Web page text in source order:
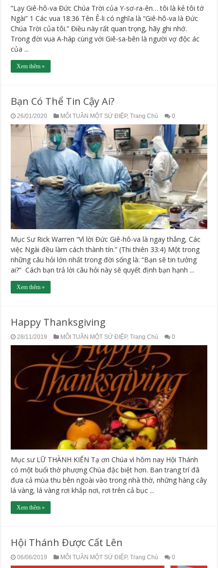
“Lạy Giê-hô-va Đức Chúa Trời của Y-sơ-ra-ên… tôi là kẻ tôi tớ
Ngài” 1 Các vua 18:36 Tên Ê-li có nghĩa là “Giê-hô-va là Đức
Chúa Trời của tôi.” Điều này rất quan trọng, hãy ghi nhớ.
Trong đời vua A-háp cùng với Giê-sa-bên là người vợ độc ác
của ...
Xem thêm »
Bạn Có Thể Tin Cậy Ai?
26/01/2020 MỖI TUẦN MỘT SỨ ĐIỆP,Trang Chủ 0
Mục Sư Rick Warren “Vì lời Đức Giê-hô-va là ngay thẳng, Các
việc Ngài đều làm cách thành tín.” (Thi thiên 33:4) Một trong
những câu hỏi lớn nhất trong đời sống là: “Bạn sẽ tin tưởng
ai?” Cách bạn trả lời câu hỏi này sẽ quyết định bạn hạnh ...
Xem thêm »
Happy Thanksgiving
28/11/2019 MỖI TUẦN MỘT SỨ ĐIỆP,Trang Chủ 0
Mục sư LỮ THÀNH KIẾN Tạ ơn Chúa vì hôm nay Hội Thánh
có một buổi thờ phượng Chúa đặc biệt hơn. Ban trang trí đã
đưa cả mùa thu bên ngoài vào trong nhà thờ, những hàng cây
lá vàng, lá vàng rơi khắp nơi, rơi trên cả bục ...
Xem thêm »
Hội Thánh Được Cất Lên
06/06/2019 MỖI TUẦN MỘT SỨ ĐIỆP,Trang Chủ 0